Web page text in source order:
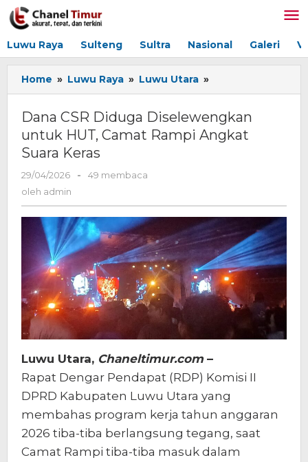
Lewati
ke
Luwu Raya Sulteng Sultra Nasional Galeri
Home » Luwu Raya » Luwu Utara »
CSR
Diselewengkan
untuk
Suara
Keras
Dana CSR Diduga Diselewengkan
untuk HUT, Camat Rampi Angkat
Suara Keras
29/04/2026
oleh
-
49 membaca
oleh admin
Luwu Utara, Chaneltimur.com–
Rapat Dengar Pendapat (RDP) Komisi II
DPRD Kabupaten Luwu Utara yang
membahas program kerja tahun anggaran
2026 tiba-tiba berlangsung tegang, saat
Camat Rampi tiba-tiba masuk dalam